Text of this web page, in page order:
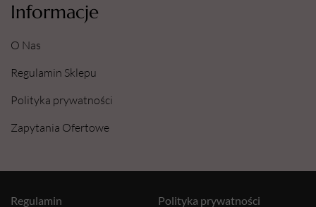
Informacje
O Nas
Regulamin Sklepu
Polityka prywatności
Zapytania Ofertowe
Polityka prywatności
Regulamin